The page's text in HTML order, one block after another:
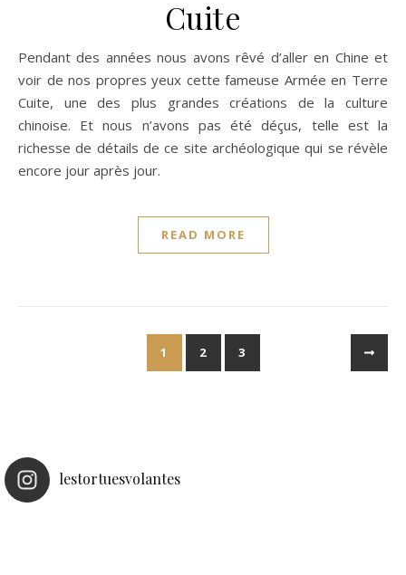
Cuite
Pendant des années nous avons rêvé d’aller en Chine et
voir de nos propres yeux cette fameuse Armée en Terre
Cuite, une des plus grandes créations de la culture
chinoise. Et nous n’avons pas été déçus, telle est la
richesse de détails de ce site archéologique qui se révèle
encore jour après jour.
READ MORE
1 2 3
lestortuesvolantes